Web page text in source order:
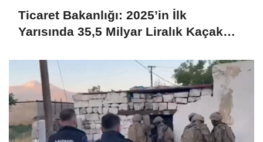
Ticaret Bakanlığı: 2025’in İlk
Yarısında 35,5 Milyar Liralık Kaçak